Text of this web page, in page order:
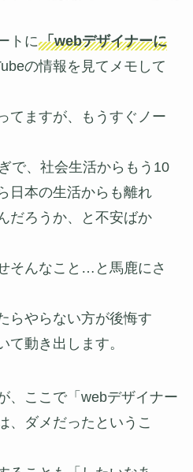
トに「webデザイナーに
の情報を見てメモして
てますが、もうすぐノー
で、社会生活からもう10
日本の生活からも離れ
だろうか、と不安ばか
そんなこと…と馬鹿にさ
らやらない方が後悔す
て動き出します。
、ここで「webデザイナー
、ダメだったというこ